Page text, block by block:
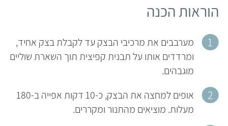
הוראות הכנה
מערבבים את מרכיבי הבצק עד לקבלת בצק אחיד,
ומרדדים אותו על תבנית קפיצית תוך השארת שוליים
מוגבהים.
אופים למחצה את הבצק, כ-10 דקות אפייה ב-180
מעלות. מוציאים מהתנור ומקררים.